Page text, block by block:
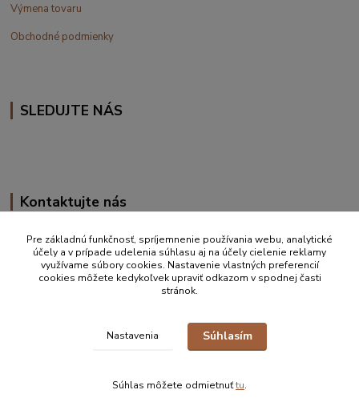
Výmena tovaru
Obchodné podmienky
SLEDUJTE NÁS
Kontaktujte nás
+420 777 610 855
info@vakynaspanie.sk
Zastúpenie pre detské spacie vaky Schlummersack/Slumbersac ČR, SK
Pre základnú funkčnosť, spríjemnenie používania webu, analytické
účely a v prípade udelenia súhlasu aj na účely cielenie reklamy
využívame súbory cookies. Nastavenie vlastných preferencií
cookies môžete kedykoľvek upraviť odkazom v spodnej časti
stránok.
Nastavenia Súhlasím
Súhlas môžete odmietnuťtu.